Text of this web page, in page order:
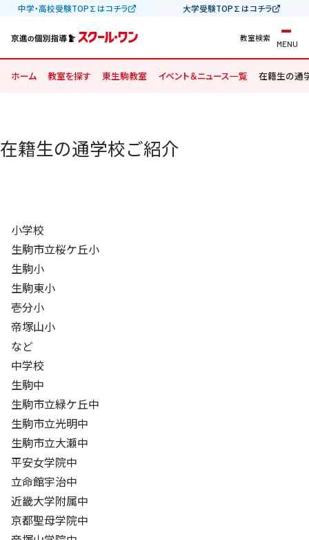
中学・高校受験TOP∑はコチラ 大学受験TOP∑はコチラ
教室検索
MENU
ホーム 教室を探す 東生駒教室 イベント＆ニュース一覧 在籍生の通
在籍生の通学校ご紹介
小学校
生駒市立桜ケ丘小
生駒小
生駒東小
壱分小
帝塚山小
など
中学校
生駒中
生駒市立緑ケ丘中
生駒市立光明中
生駒市立大瀬中
平安女学院中
立命館宇治中
近畿大学附属中
京都聖母学院中